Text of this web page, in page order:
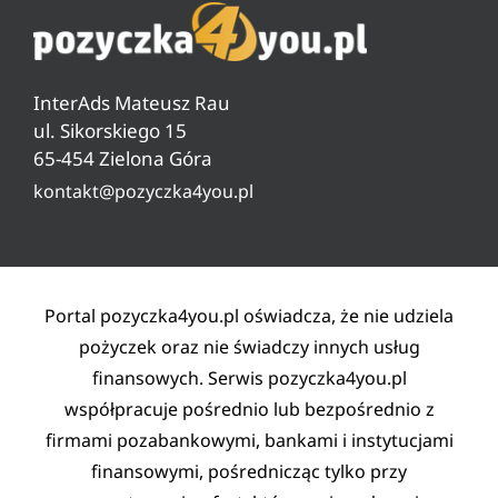
Czyszczenie BIG, KRD, ERIF
Ranking pożyczek od 18 lat
Pytania i odpowiedzi
Ryzyko w pożyczaniu
Lista partnerów
Polityka prywatności
InterAds Mateusz Rau
ul. Sikorskiego 15
65-454 Zielona Góra
kontakt@pozyczka4you.pl
Portal pozyczka4you.pl oświadcza, że nie udziela
pożyczek oraz nie świadczy innych usług
finansowych. Serwis pozyczka4you.pl
współpracuje pośrednio lub bezpośrednio z
firmami pozabankowymi, bankami i instytucjami
finansowymi, pośrednicząc tylko przy